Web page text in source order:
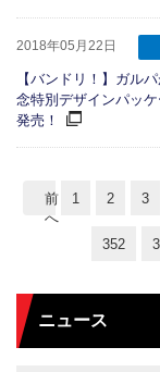
2018年05月22日
【バンドリ！】ガル
念特別デザインパッ
発売！
前
へ
1 2 3
352
ニュース